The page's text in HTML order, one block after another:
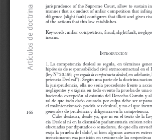
166
Artículos de doctrina
jurisprudence of the Supreme Court, allow to sustain
manner that a conduct of unfair competition that
diligence (slight fault) configures that illicit and gives
of the actions that this law establishes.
Keywords: unfair competition, fraud, slight fault,
means.
introDucción
1. La competencia desleal se regula, en términos
hipótesis de responsabilidad civil extracontractual en el
(ley Nº 20.169, que regula la competencia desleal, en
petencia Desleal”) 1
. Según una parte de la doctrina
la jurisprudencia, ella no sería procedente frente a
negligentes y exigiría en todo evento la prueba de una
haciendo excepción al estatuto del Derecho Común y
ral de que todo daño causado por culpa debe ser
el malintencionado podría ser desleal, y no el que
generales de prudencia y diligencia en la competencia.
Cabe destacar, desde ya, que ni en el texto de la
cia Desleal ni en la discusión parlamentaria existen
efectuadas por diputados o senadores, de que ella
exija la prueba del dolo2, si bien algunos asesores
mencionaron esa posición en sesiones de las